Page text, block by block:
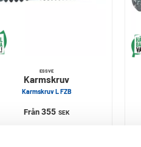
ESSVE
Karmskruv
Karmskruv L FZB
Från 355 SEK